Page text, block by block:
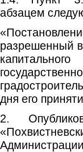
абзацем
разрешенный
дня его
2.
Администрации